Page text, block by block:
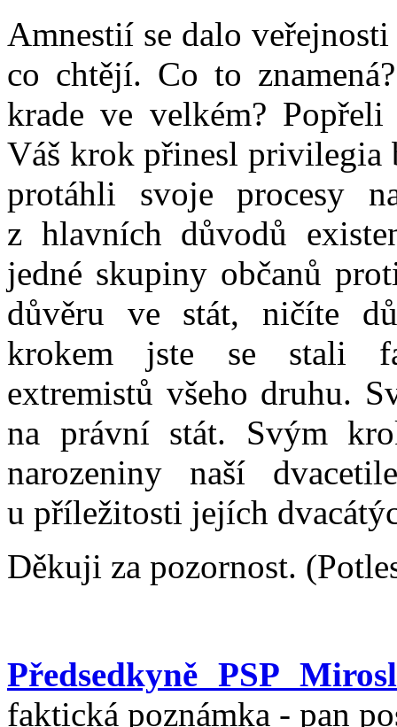
Amnestií se dalo
co chtějí. Co to
krade ve velkém?
Váš krok přinesl
protáhli svoje procesy
z hlavních důvodů
jedné skupiny občanů
důvěru ve stát, ničíte
krokem jste se stali
extremistů všeho druhu.
na právní stát. Svým
narozeniny naší
u příležitosti jejích
Děkuji za pozornost.
Předsedkyně PSP
faktická poznámka - pan